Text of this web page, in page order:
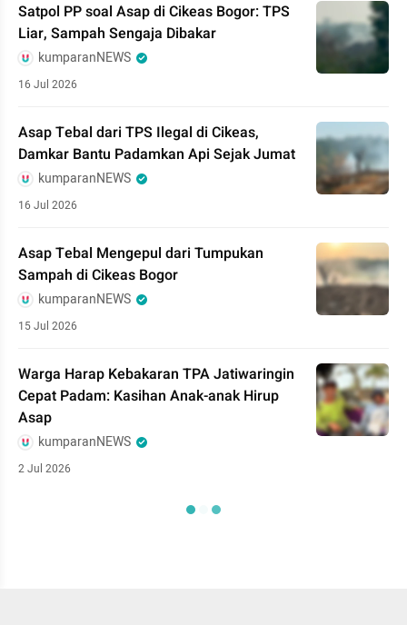
Satpol PP soal Asap di Cikeas Bogor: TPS
Liar, Sampah Sengaja Dibakar
kumparanNEWS
16 Jul 2026
Asap Tebal dari TPS Ilegal di Cikeas,
Damkar Bantu Padamkan Api Sejak Jumat
kumparanNEWS
16 Jul 2026
Asap Tebal Mengepul dari Tumpukan
Sampah di Cikeas Bogor
kumparanNEWS
15 Jul 2026
Warga Harap Kebakaran TPA Jatiwaringin
Cepat Padam: Kasihan Anak-anak Hirup
Asap
kumparanNEWS
2 Jul 2026